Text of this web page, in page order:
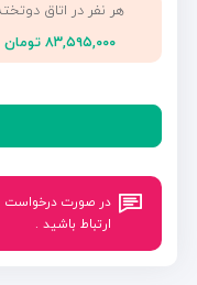
هر نفر در اتاق
۸۳,۵۹۵,۰۰۰ تومان
در صورت درخواست
ارتباط باشید .